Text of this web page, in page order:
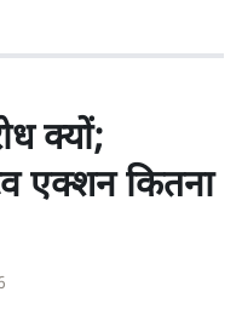
क्यों;
एक्शन कितना